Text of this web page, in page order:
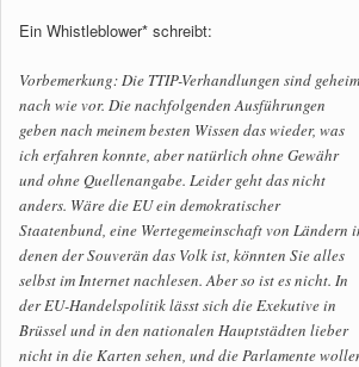
Ein Whistleblower* schreibt:
Vorbemerkung: Die TTIP-Verhandlungen sind
nach wie vor. Die nachfolgenden Ausführungen
geben nach meinem besten Wissen das wieder, was
ich erfahren konnte, aber natürlich ohne Gewähr
und ohne Quellenangabe. Leider geht das nicht
anders. Wäre die EU ein demokratischer
Staatenbund, eine Wertegemeinschaft von Ländern
denen der Souverän das Volk ist, könnten Sie alles
selbst im Internet nachlesen. Aber so ist es nicht. In
der EU-Handelspolitik lässt sich die Exekutive in
Brüssel und in den nationalen Hauptstädten lieber
nicht in die Karten sehen, und die Parlamente